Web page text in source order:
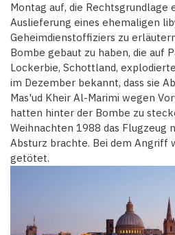
Montag auf, die Rechtsgrundlage
Auslieferung eines ehemaligen
Geheimdienstoffiziers zu
Bombe gebaut zu haben, die auf
Lockerbie, Schottland,
im Dezember bekannt, dass sie
Mas'ud Kheir Al-Marimi wegen
hatten hinter der Bombe zu
Weihnachten 1988 das Flugzeug
Absturz brachte. Bei dem Angriff
getötet.